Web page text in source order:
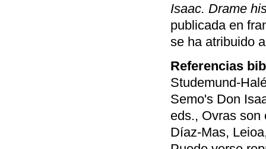
Isaac. Drame
publicada en
se ha atribuido
Referencias
Studemund-
Semo's Don
eds., Ovras son
Díaz-Mas,